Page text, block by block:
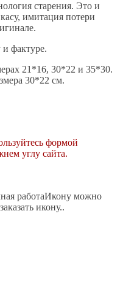
старения. Это и
имитация потери
фактуре.
21*16, 30*22 и 35*30.
30*22 см.
формой
углу сайта.
работаИкону можно
икону..